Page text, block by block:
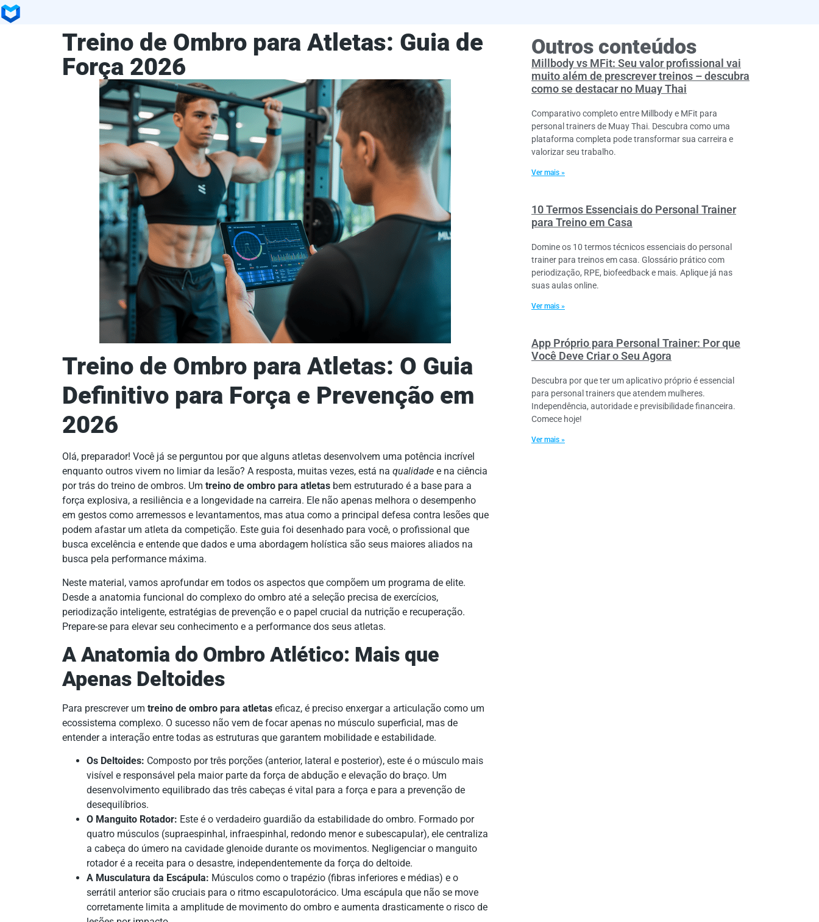
Treino de Ombro para Atletas: Guia de
Força 2026
Treino de Ombro para Atletas: O Guia
Definitivo para Força e Prevenção em
2026
Olá, preparador! Você já se perguntou por que alguns atletas desenvolvem uma potência incrível
enquanto outros vivem no limiar da lesão? A resposta, muitas vezes, está na qualidade e na ciência
por trás do treino de ombros. Um treino de ombro para atletas bem estruturado é a base para a
força explosiva, a resiliência e a longevidade na carreira. Ele não apenas melhora o desempenho
em gestos como arremessos e levantamentos, mas atua como a principal defesa contra lesões que
podem afastar um atleta da competição. Este guia foi desenhado para você, o profissional que
busca excelência e entende que dados e uma abordagem holística são seus maiores aliados na
busca pela performance máxima.
Neste material, vamos aprofundar em todos os aspectos que compõem um programa de elite.
Desde a anatomia funcional do complexo do ombro até a seleção precisa de exercícios,
periodização inteligente, estratégias de prevenção e o papel crucial da nutrição e recuperação.
Prepare-se para elevar seu conhecimento e a performance dos seus atletas.
A Anatomia do Ombro Atlético: Mais que
Apenas Deltoides
Para prescrever um treino de ombro para atletas eficaz, é preciso enxergar a articulação como um
ecossistema complexo. O sucesso não vem de focar apenas no músculo superficial, mas de
entender a interação entre todas as estruturas que garantem mobilidade e estabilidade.
Os Deltoides: Composto por três porções (anterior, lateral e posterior), este é o músculo mais
visível e responsável pela maior parte da força de abdução e elevação do braço. Um
desenvolvimento equilibrado das três cabeças é vital para a força e para a prevenção de
desequilíbrios.
O Manguito Rotador: Este é o verdadeiro guardião da estabilidade do ombro. Formado por
quatro músculos (supraespinhal, infraespinhal, redondo menor e subescapular), ele centraliza
a cabeça do úmero na cavidade glenoide durante os movimentos. Negligenciar o manguito
rotador é a receita para o desastre, independentemente da força do deltoide.
A Musculatura da Escápula: Músculos como o trapézio (fibras inferiores e médias) e o
serrátil anterior são cruciais para o ritmo escapulotorácico. Uma escápula que não se move
corretamente limita a amplitude de movimento do ombro e aumenta drasticamente o risco de
Outros conteúdos
Millbody vs MFit: Seu valor profissional vai
muito além de prescrever treinos – descubra
como se destacar no Muay Thai
Comparativo completo entre Millbody e MFit para
personal trainers de Muay Thai. Descubra como uma
plataforma completa pode transformar sua carreira e
valorizar seu trabalho.
Ver mais »
10 Termos Essenciais do Personal Trainer
para Treino em Casa
Domine os 10 termos técnicos essenciais do personal
trainer para treinos em casa. Glossário prático com
periodização, RPE, biofeedback e mais. Aplique já nas
suas aulas online.
Ver mais »
App Próprio para Personal Trainer: Por que
Você Deve Criar o Seu Agora
Descubra por que ter um aplicativo próprio é essencial
para personal trainers que atendem mulheres.
Independência, autoridade e previsibilidade financeira.
Comece hoje!
Ver mais »